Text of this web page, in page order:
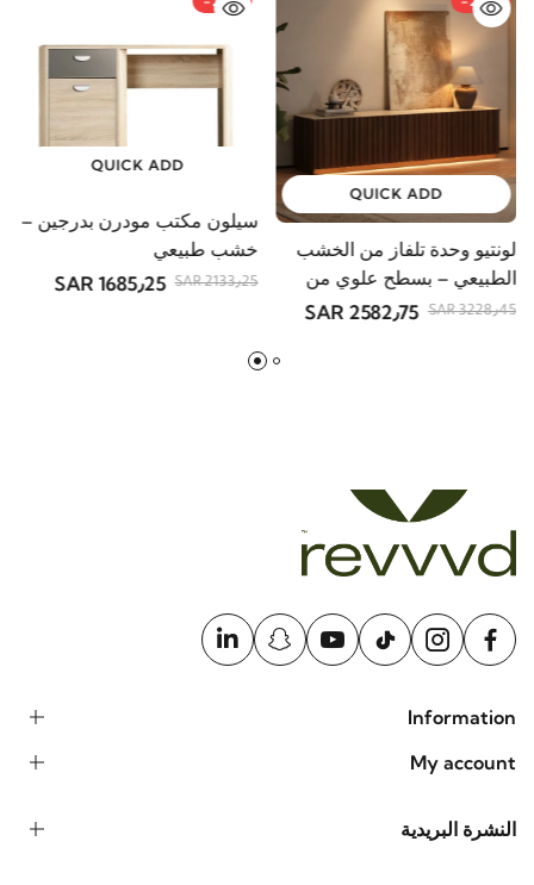
QUICK ADD
لونتيو وحدة تلفاز من الخشب
الطبيعي – بسطح علوي من
-21%
QUICK ADD
سيلون مكتب مودرن بدرجين –
خشب طبيعي
Information